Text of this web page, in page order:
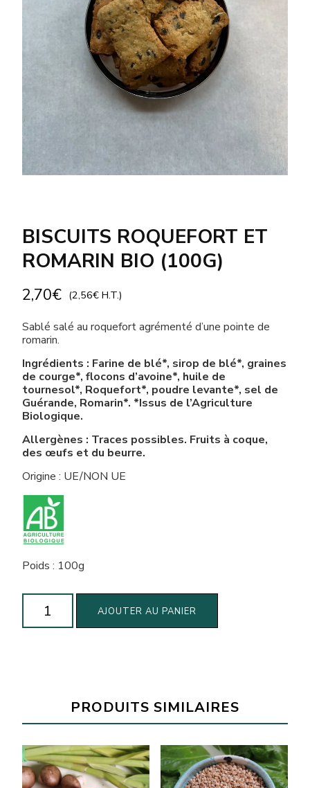
BISCUITS ROQUEFORT ET
ROMARIN BIO (100G)
2,70€ (2,56€ H.T.)
Sablé salé au roquefort agrémenté d’une pointe de
romarin.
Ingrédients : Farine de blé*, sirop de blé*, graines
de courge*, flocons d’avoine*, huile de
tournesol*, Roquefort*, poudre levante*, sel de
Guérande, Romarin*. *Issus de l’Agriculture
Biologique.
Allergènes : Traces possibles. Fruits à coque,
des œufs et du beurre.
Origine : UE/NON UE
Poids : 100g
quantité
Bio
AJOUTER AU PANIER
PRODUITS SIMILAIRES